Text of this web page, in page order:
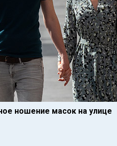
ношение масок на улице